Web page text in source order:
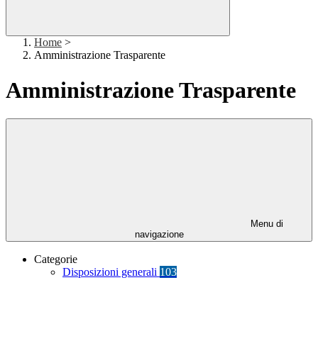
Home >
Amministrazione Trasparente
Amministrazione Trasparente
Menu di
navigazione
Categorie
Disposizioni generali 103